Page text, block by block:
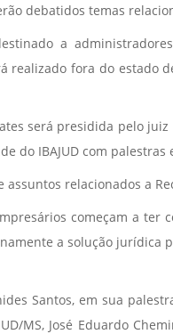
debatidos temas
a
realizado fora do estado
será presidida pelo
do IBAJUD com
relacionados a
começam a ter
a solução
Santos, em sua
MS, José Eduardo